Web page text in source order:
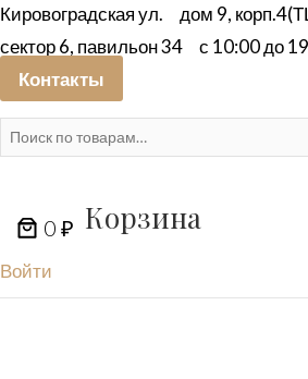
Кировоградская ул.
дом 9,
сектор 6, павильон 34
с 10:00 до
Контакты
0 ₽
Войти
Корзина